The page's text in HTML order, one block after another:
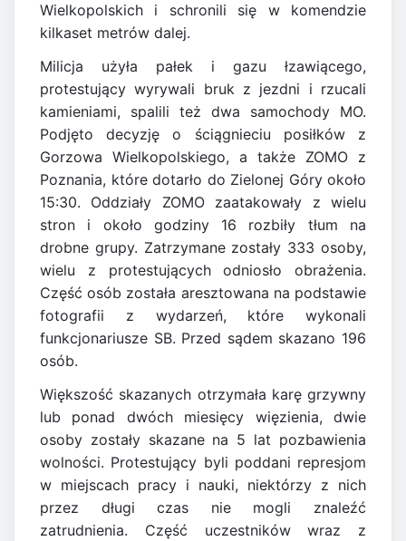
Wielkopolskich i schronili się w komendzie
kilkaset metrów dalej.
Milicja użyła pałek i gazu łzawiącego,
protestujący wyrywali bruk z jezdni i rzucali
kamieniami, spalili też dwa samochody MO.
Podjęto decyzję o ściągnieciu posiłków z
Gorzowa Wielkopolskiego, a także ZOMO z
Poznania, które dotarło do Zielonej Góry około
15:30. Oddziały ZOMO zaatakowały z wielu
stron i około godziny 16 rozbiły tłum na
drobne grupy. Zatrzymane zostały 333 osoby,
wielu z protestujących odniosło obrażenia.
Część osób została aresztowana na podstawie
fotografii z wydarzeń, które wykonali
funkcjonariusze SB. Przed sądem skazano 196
osób.
Większość skazanych otrzymała karę grzywny
lub ponad dwóch miesięcy więzienia, dwie
osoby zostały skazane na 5 lat pozbawienia
wolności. Protestujący byli poddani represjom
w miejscach pracy i nauki, niektórzy z nich
przez długi czas nie mogli znaleźć
zatrudnienia. Część uczestników wraz z